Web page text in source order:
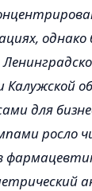
Калужской
для
росло